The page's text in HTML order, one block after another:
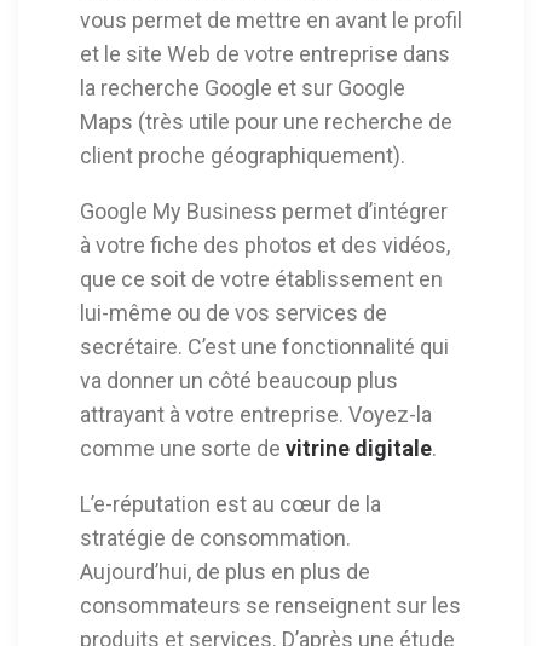
vous permet de mettre en avant le profil
et le site Web de votre entreprise dans
la recherche Google et sur Google
Maps (très utile pour une recherche de
client proche géographiquement).
Google My Business permet d’intégrer
à votre fiche des photos et des vidéos,
que ce soit de votre établissement en
lui-même ou de vos services de
secrétaire. C’est une fonctionnalité qui
va donner un côté beaucoup plus
attrayant à votre entreprise. Voyez-la
comme une sorte de vitrine digitale.
L’e-réputation est au cœur de la
stratégie de consommation.
Aujourd’hui, de plus en plus de
consommateurs se renseignent sur les
produits et services. D’après une étude